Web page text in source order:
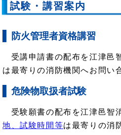
試験・講習案内
防火管理者資格講習
受講申請書の配布を江津邑
は最寄りの消防機関へお問い
危険物取扱者試験
受験願書の配布を江津邑智
地、試験時間等は最寄りの消